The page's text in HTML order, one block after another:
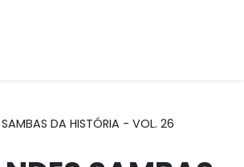
DA HISTÓRIA - VOL. 26